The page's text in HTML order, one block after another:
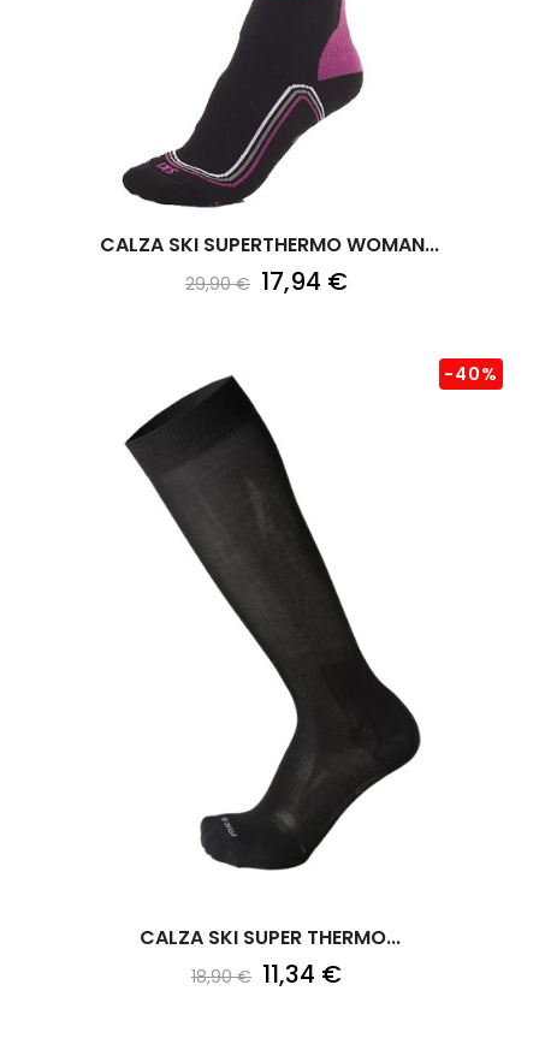
CALZA SKI SUPERTHERMO WOMAN...
29,90 € 17,94 €
CALZA SKI SUPER THERMO...
18,90 €
-40%
11,34 €